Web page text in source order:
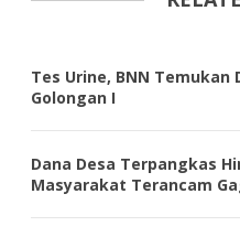
Tes Urine, BNN
Golongan I
Dana Desa Terpangkas
Masyarakat Terancam